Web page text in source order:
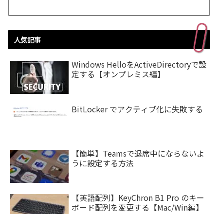
人気記事
Windows HelloをActiveDirectoryで設
定する【オンプレミス編】
BitLocker でアクティブ化に失敗する
【簡単】Teamsで退席中にならないよ
うに設定する方法
【英語配列】KeyChron B1 Pro のキー
ボード配列を変更する【Mac/Win編】